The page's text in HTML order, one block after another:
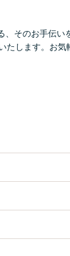
、そのお手伝い
します。お気